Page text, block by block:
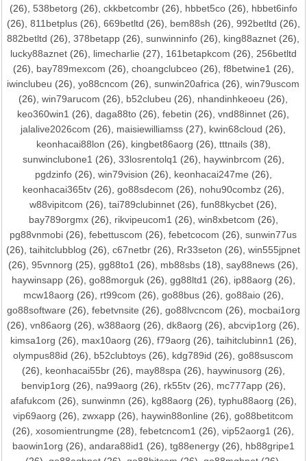
(26), 538betorg (26), ckkbetcombr(26), hbbet5co(26), hbbet6info
(26), 811betplus(26), 669betltd (26), bem88sh (26), 992betltd (26),
882betltd (26),378betapp (26),sunwinninfo (26), king88aznet (26),
lucky88aznet(26), limecharlie (27), 161betapkcom (26), 256betltd
(26), bay789mexcom (26), choangclubceo(26), f8betwine1 (26),
iwinclubeu (26),yo88cncom (26),sunwin20africa (26),win79uscom
(26),win79arucom (26), b52clubeu (26), nhandinhkeoeu (26),
keo360win1 (26),daga88to (26),febetin (26),vnd88innet (26),
jalalive2026com (26), maisiewilliamss (27), kwin68cloud (26),
keonhacai88lon (26), kingbet86aorg (26), tttnails(38),
sunwinclubone1 (26), 33losrentolq1 (26), haywinbrcom (26),
pgdzinfo(26), win79vision (26), keonhacai247me (26),
keonhacai365tv(26), go88sdecom (26), nohu90combz(26),
w88vipitcom (26),tai789clubinnet (26),fun88kycbet (26),
bay789orgmx(26), rikvipeucom1 (26), win8xbetcom (26),
pg88vnmobi (26),febettuscom (26),febetcocom (26),sunwin77us
(26),taihitclubblog (26),c67netbr (26), Rr33seton (26),win555jpnet
(26),95vnnorg (25),gg88to1 (26), mb88sbs (18),say88news (26),
haywinsapp(26), go88morguk(26), gg88ltd1 (26), ip88aorg (26),
mcw18aorg (26), rt99com (26), go88bus(26), go88aio(26),
go88software (26), febetvnsite (26), go88lvcncom (26), mocbai1org
(26),vn86aorg (26),w388aorg (26),dk8aorg (26),abcvip1org (26),
kimsa1org (26), max10aorg (26), f79aorg (26), taihitclubinn1 (26),
olympus88id (26), b52clubtoys (26), kdg789id (26),go88suscom
(26), keonhacai55br(26), may88spa(26), haywinusorg (26),
benvip1org (26), na99aorg (26), rk55tv(26), mc777app(26),
afafukcom (26), sunwinmn (26), kg88aorg (26), typhu88aorg (26),
vip69aorg (26),zwxapp (26), haywin88online (26),go88betitcom
(26),xosomientrungme (28),febetcncom1 (26),vip52aorg1 (26),
baowin1org (26), andara88id1 (26), tg88energy(26), hb88gripe1